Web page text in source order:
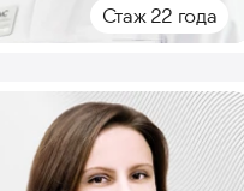
Стаж 22 года